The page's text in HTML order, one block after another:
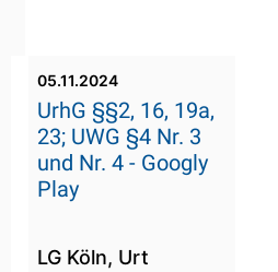
05.11.2024
UrhG §§2, 16, 19a,
23; UWG §4 Nr. 3
und Nr. 4 - Googly
Play
LG Köln, Urt